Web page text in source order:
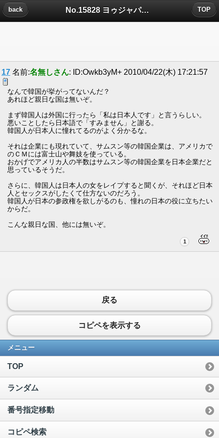
No.15828 ヨゥジャパニズ?についたコメント
back TOP
17 名前:名無しさん: ID:Owkb3yM+ 2010/04/22(木) 17:21:57
なんで韓国が挙がってないんだ？
あれほど親日な国は無いぞ。
まず韓国人は外国に行ったら「私は日本人です」と言うらしい。
悪いことしたら日本語で「すみません」と謝る。
韓国人が日本人に憧れてるのがよく分かるな。
それは企業にも現れていて、サムスン等の韓国企業は、アメリカで
のＣＭには富士山や舞妓を使っている。
おかげでアメリカ人の半数はサムスン等の韓国企業を日本企業だと
思っているそうだ。
さらに、韓国人は日本人の女をレイプすると聞くが、それほど日本
人とセックスがしたくて仕方ないのだろう。
韓国人が日本の参政権を欲しがるのも、憧れの日本の役に立ちたい
からだ。
こんな親日な国、他には無いぞ。
1
戻る
コピペを表示する
メニュー
TOP
ランダム
番号指定移動
コピペ検索